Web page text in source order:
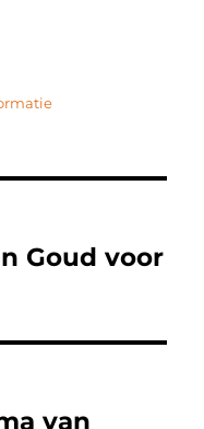
Goud voor
van